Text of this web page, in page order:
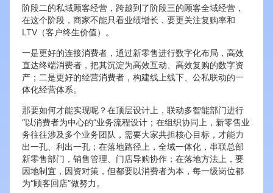
阶段二的私域顾客经营，跨越到了阶段三的顾客全域经营，
在这个阶段，商家不能只看业绩增长，要更关注复购率和
LTV（客户终生价值）。
一是更好的连接消费者，通过新零售进行数字化布局，高效
直达终端消费者，把其沉淀为高效互动、高效复购的数字资
产；二是更好的经营消费者，构建线上线下、公私联动的一
体化经营体系。
那要如何才能实现呢？在顶层设计上，联动多智能部门进行
“以消费者为中心的”业务流程设计；在组织协同上，新零售业
务往往涉及多个业务团队，需要大家共担核心目标，才能力
出一孔、利出一孔；在落地路径上，全域一体化，串联总部
新零售部门，销售管理、门店导购协作；在落地方法上，要
因地制宜，因资对策，但都要以消费者为本，每一级岗位都
为“顾客回店”做努力。